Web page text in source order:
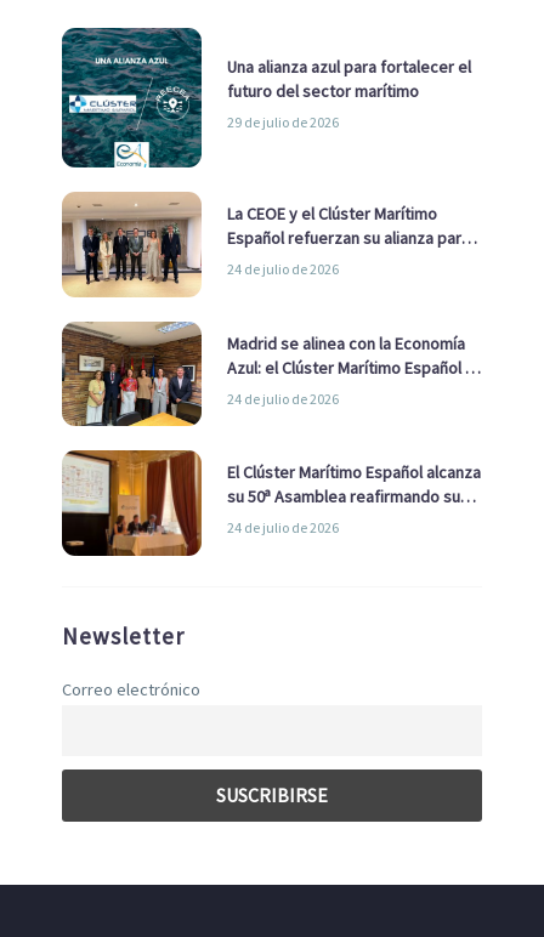
Una alianza azul para fortalecer el
futuro del sector marítimo
29 de julio de 2026
La CEOE y el Clúster Marítimo
Español refuerzan su alianza para
impulsar una estrategia Nacional
24 de julio de 2026
Madrid se alinea con la Economía
Azul: el Clúster Marítimo Español y
la Real Liga Naval avanzan alianzas
24 de julio de 2026
El Clúster Marítimo Español alcanza
su 50ª Asamblea reafirmando su
liderazgo en la Economía Azul
24 de julio de 2026
Newsletter
Correo electrónico